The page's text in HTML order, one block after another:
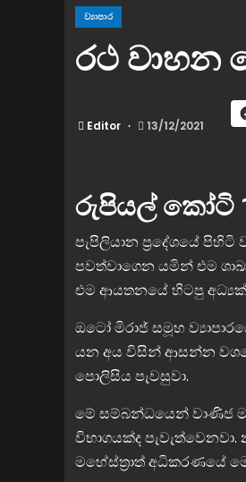
ව්‍යාපාර
රථ වාහන
Editor 13/12/2021
රුපියල් කෝටි
පැපිලියාන ප්‍රදේශයේ
පවත්වාගෙන යමින් එම
එම ආයතනයේ හිටපු
ඔටෝ මිරාජ් සමූහ
යන අය විසින් ආසන්න
පොලිසිය පැවසුවා.
මේ සම්බන්ධයෙන් වාණිජ
විභාගයක්ද
මහේස්ත්‍රාත් අධිකරණයේ